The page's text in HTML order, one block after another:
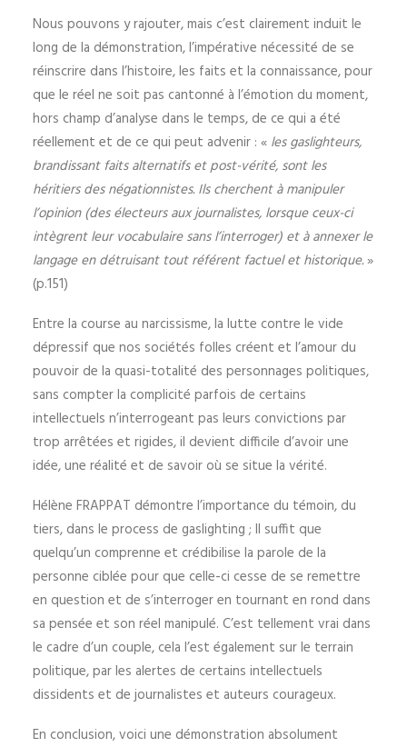
Nous pouvons y rajouter, mais c’est clairement induit le
long de la démonstration, l’impérative nécessité de se
réinscrire dans l’histoire, les faits et la connaissance, pour
que le réel ne soit pas cantonné à l’émotion du moment,
hors champ d’analyse dans le temps, de ce qui a été
réellement et de ce qui peut advenir : « les gaslighteurs,
brandissant faits alternatifs et post-vérité, sont les
héritiers des négationnistes. Ils cherchent à manipuler
l’opinion (des électeurs aux journalistes, lorsque ceux-ci
intègrent leur vocabulaire sans l’interroger) et à annexer le
langage en détruisant tout référent factuel et historique.»
(p.151)
Entre la course au narcissisme, la lutte contre le vide
dépressif que nos sociétés folles créent et l’amour du
pouvoir de la quasi-totalité des personnages politiques,
sans compter la complicité parfois de certains
intellectuels n’interrogeant pas leurs convictions par
trop arrêtées et rigides, il devient difficile d’avoir une
idée, une réalité et de savoir où se situe la vérité.
Hélène FRAPPAT démontre l’importance du témoin, du
tiers, dans le process de gaslighting ; Il suffit que
quelqu’un comprenne et crédibilise la parole de la
personne ciblée pour que celle-ci cesse de se remettre
en question et de s’interroger en tournant en rond dans
sa pensée et son réel manipulé. C’est tellement vrai dans
le cadre d’un couple, cela l’est également sur le terrain
politique, par les alertes de certains intellectuels
dissidents et de journalistes et auteurs courageux.
En conclusion, voici une démonstration absolument